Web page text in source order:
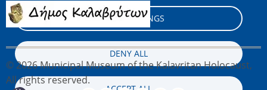
COOKIE SETTINGS
DENY ALL
Image
© 2026 Municipal Museum of the Kalavritan Holocaust,
All rights reserved.